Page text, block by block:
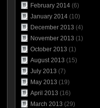
February 2014(6)
January 2014(10)
December 2013 (4)
November 2013 (1)
October 2013 (1)
August 2013 (15)
July 2013 (7)
May 2013 (19)
April 2013 (16)
March 2013 (29)